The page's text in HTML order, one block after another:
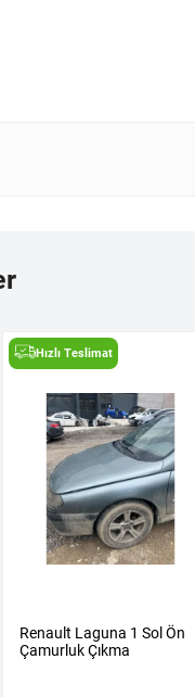
Hızlı Teslimat
Renault Laguna 1 Sol Ön
Çamurluk Çıkma